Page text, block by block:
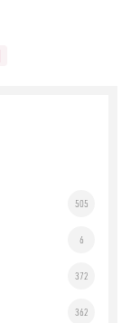
505
6
372
362